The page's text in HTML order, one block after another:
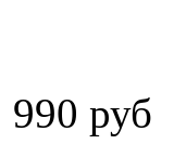
990 руб